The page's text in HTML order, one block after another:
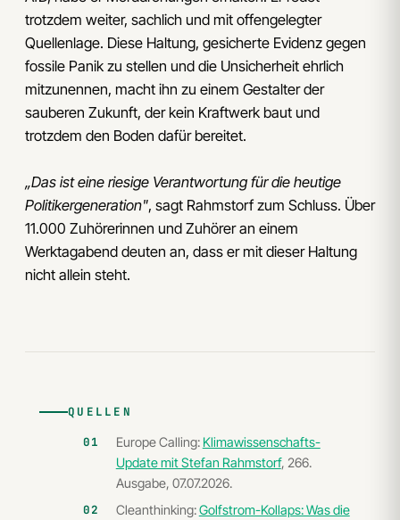
trotzdem weiter, sachlich und mit offengelegter
Quellenlage. Diese Haltung, gesicherte Evidenz gegen
fossile Panik zu stellen und die Unsicherheit ehrlich
mitzunennen, macht ihn zu einem Gestalter der
sauberen Zukunft, der kein Kraftwerk baut und
trotzdem den Boden dafür bereitet.
„Das ist eine riesige Verantwortung für die heutige
Politikergeneration", sagt Rahmstorf zum Schluss. Über
11.000 Zuhörerinnen und Zuhörer an einem
Werktagabend deuten an, dass er mit dieser Haltung
nicht allein steht.
QUELLEN
Europe Calling: Klimawissenschafts-
Update mit Stefan Rahmstorf, 266.
Ausgabe, 07.07.2026.
Cleanthinking:Golfstrom-Kollaps: Was die